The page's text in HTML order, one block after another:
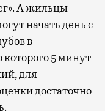
А жильцы
начать день с
в
которого 5 минут
для
достаточно